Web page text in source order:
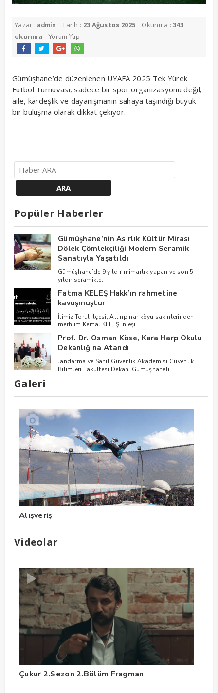
Yazar : admin Tarih : 23 Ağustos 2025 Okunma :343
okunma
Yorum Yap
Gümüşhane’de düzenlenen UYAFA 2025 Tek Yürek
Futbol Turnuvası, sadece bir spor organizasyonu değil;
aile, kardeşlik ve dayanışmanın sahaya taşındığı büyük
bir buluşma olarak dikkat çekiyor.
Popüler Haberler
Gümüşhane’nin Asırlık Kültür Mirası
Dölek Çömlekçiliği Modern Seramik
Sanatıyla Yaşatıldı
Gümüşhane’de 9 yıldır mimarlık yapan ve son 5
yıldır seramikle..
Fatma KELEŞ Hakk’ın rahmetine
kavuşmuştur
İlimiz Torul İlçesi, Altınpınar köyü sakinlerinden
merhum Kemal KELEŞ’in eşi,..
Prof. Dr. Osman Köse, Kara Harp Okulu
Dekanlığına Atandı
Jandarma ve Sahil Güvenlik Akademisi Güvenlik
Bilimleri Fakültesi Dekanı Gümüşhaneli..
Galeri
Alışveriş
Videolar
Çukur 2.Sezon 2.Bölüm Fragman